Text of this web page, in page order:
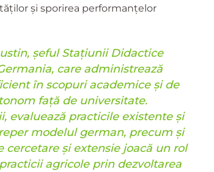
și sporirea performanțelor
șeful Stațiunii Didactice
care administrează
în scopuri academice și de
față de universitate.
evaluează practicile existente și
modelul german, precum și
și extensie joacă un rol
agricole prin dezvoltarea